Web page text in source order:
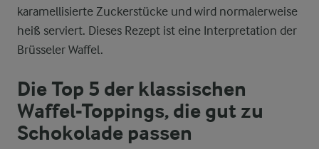
karamellisierte Zuckerstücke und wird normalerweise
heiß serviert. Dieses Rezept ist eine Interpretation der
Brüsseler Waffel.
Die Top 5 der klassischen
Waffel-Toppings, die gut zu
Schokolade passen